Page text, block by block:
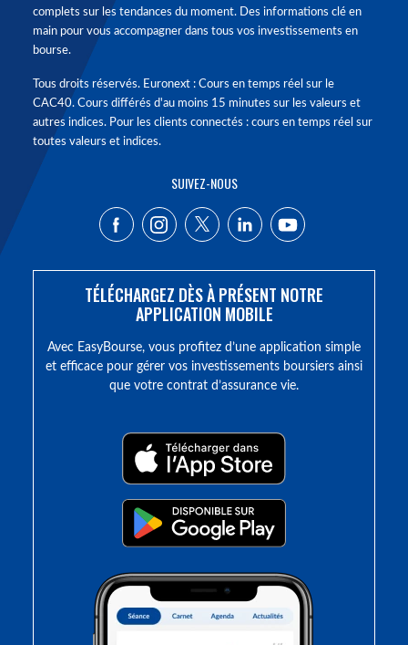
complets sur les tendances du moment. Des informations clé en
main pour vous accompagner dans tous vos investissements en
bourse.
Tous droits réservés. Euronext : Cours en temps réel sur le
CAC40. Cours différés d'au moins 15 minutes sur les valeurs et
autres indices. Pour les clients connectés : cours en temps réel sur
toutes valeurs et indices.
SUIVEZ-NOUS
TÉLÉCHARGEZ DÈS À PRÉSENT NOTRE
APPLICATION MOBILE
Avec EasyBourse, vous profitez d’une application simple
et efficace pour gérer vos investissements boursiers ainsi
que votre contrat d’assurance vie.